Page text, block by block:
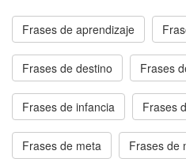
Frases de aprendizaje
Frases de destino Frases
Frases de infancia Frases
Frases de meta Frases de